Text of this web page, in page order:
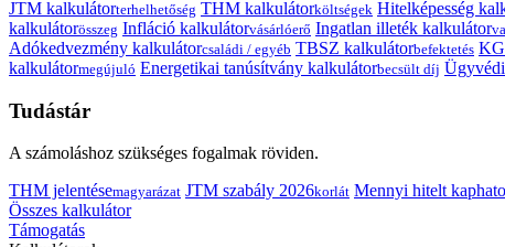
JTM kalkulátorterhelhetőség THM kalkulátorköltségek Hitelképesség
kalkulátorösszeg Infláció kalkulátorvásárlóerő Ingatlan illeték kalkulátor
Adókedvezmény kalkulátorcsaládi / egyéb TBSZ kalkulátorbefektetés
kalkulátormegújuló Energetikai tanúsítvány kalkulátorbecsült díj
Tudástár
A számoláshoz szükséges fogalmak röviden.
THM jelentésemagyarázat JTM szabály 2026korlát Mennyi hitelt
Összes kalkulátor
Támogatás